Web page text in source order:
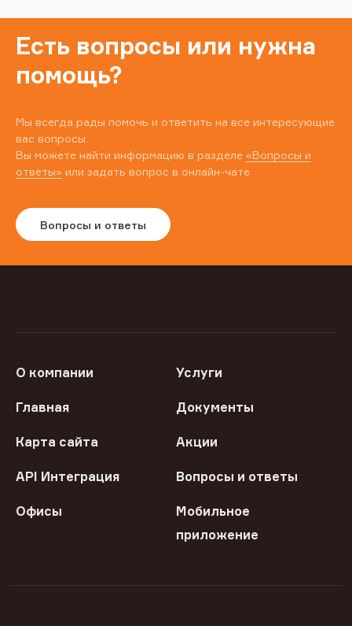
Есть вопросы или нужна
помощь?
Мы всегда рады помочь и ответить на все интересующие
вас вопросы.
Вы можете найти информацию в разделе «Вопросы и
ответы» или задать вопрос в онлайн-чате
Вопросы и ответы
О компании Услуги
Главная Документы
Карта сайта Акции
API Интеграция Вопросы и ответы
Офисы
Мобильное
приложение